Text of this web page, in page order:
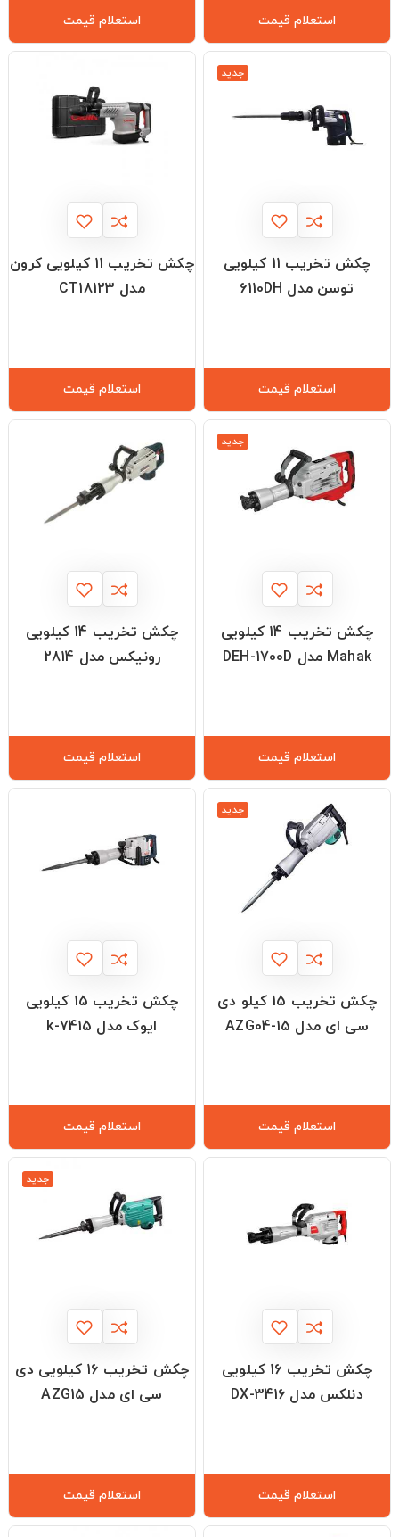
استعلام قیمت استعلام قیمت
جدید
چکش تخریب 11 کیلویی
توسن مدل 6110DH
استعلام قیمت
چکش تخریب 11 کیلویی کرون
مدل CT18123
استعلام قیمت
جدید
چکش تخریب 14 کیلویی
Mahak مدل DEH-1700D
استعلام قیمت
چکش تخریب 14 کیلویی
رونیکس مدل 2814
استعلام قیمت
جدید
چکش تخریب 15 کیلو دی
سی ای مدل AZG04-15
استعلام قیمت
چکش تخریب 15 کیلویی
ایوک مدل k-7415
استعلام قیمت
چکش تخریب 16 کیلویی
دنلکس مدل DX-3416
استعلام قیمت
جدید
چکش تخریب 16 کیلویی دی
سی ای مدل AZG15
استعلام قیمت